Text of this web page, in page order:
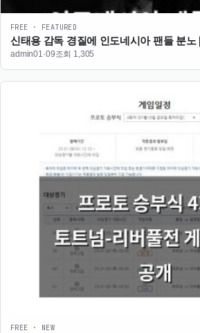
FREE · FEATURED
신태용 감독 경질에 인도네시아 팬들 분노
admin01·09조회 1,305
FREE · NEW